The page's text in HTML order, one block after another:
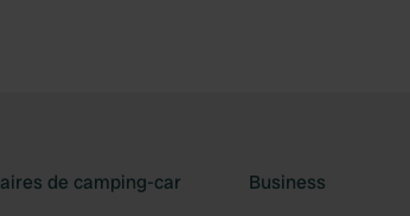
de camping-car Business